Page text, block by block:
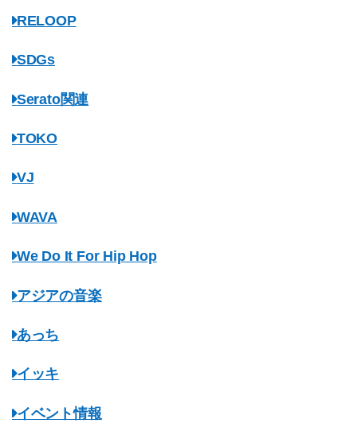
RELOOP
SDGs
Serato関連
TOKO
VJ
WAVA
We Do It For Hip Hop
アジアの音楽
あっち
イッキ
イベント情報